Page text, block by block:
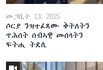
መጋቢት 13, 2025
ሶርያ ንዝተፈጸሙ ቅትለትን
ጥሕሰት ሰብኣዊ መሰላትን
ፍትሒ ትደሊ